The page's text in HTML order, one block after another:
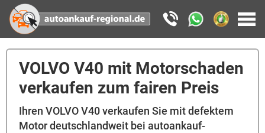
VOLVO V40 mit Motorschaden
verkaufen zum fairen Preis
Ihren VOLVO V40 verkaufen Sie mit defektem
Motor deutschlandweit bei autoankauf-